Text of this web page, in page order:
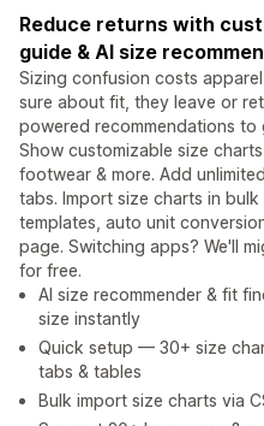
Reduce returns with
guide & AI size
Sizing confusion costs
sure about fit, they leave or
powered recommendations
Show customizable size
footwear & more. Add
tabs. Import size charts in
templates, auto unit
page. Switching apps? We'll
for free.
AI size recommender & fit
size instantly
Quick setup — 30+ size
tabs & tables
Bulk import size charts via